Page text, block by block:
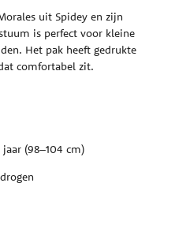
uit Spidey en zijn
is perfect voor kleine
Het pak heeft gedrukte
comfortabel zit.
(98–104 cm)